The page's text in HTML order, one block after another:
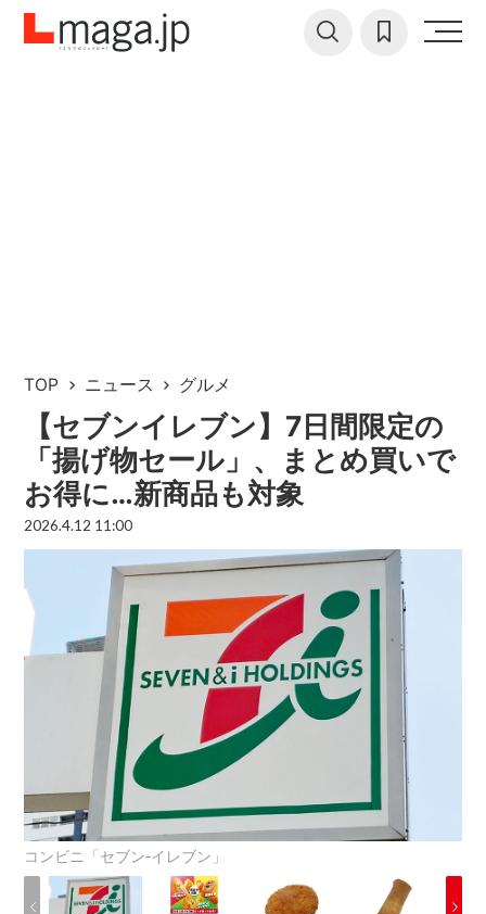
TOP ニュース グルメ
【セブンイレブン】7日間限定の
「揚げ物セール」、まとめ買いで
お得に…新商品も対象
2026.4.12 11:00
コンビニ「セブン‐イレブン」